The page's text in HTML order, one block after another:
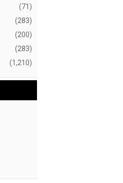
(71)
(283)
(200)
(283)
(1,210)